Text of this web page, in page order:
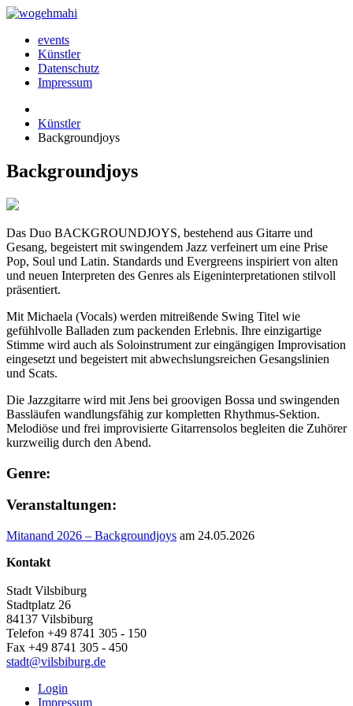
events
Künstler
Datenschutz
Impressum
Künstler
Backgroundjoys
Backgroundjoys
Das Duo BACKGROUNDJOYS, bestehend aus Gitarre und
Gesang, begeistert mit swingendem Jazz verfeinert um eine Prise
Pop, Soul und Latin. Standards und Evergreens inspiriert von alten
und neuen Interpreten des Genres als Eigeninterpretationen stilvoll
präsentiert.
Mit Michaela (Vocals) werden mitreißende Swing Titel wie
gefühlvolle Balladen zum packenden Erlebnis. Ihre einzigartige
Stimme wird auch als Soloinstrument zur eingängigen Improvisation
eingesetzt und begeistert mit abwechslungsreichen Gesangslinien
und Scats.
Die Jazzgitarre wird mit Jens bei groovigen Bossa und swingenden
Bassläufen wandlungsfähig zur kompletten Rhythmus-Sektion.
Melodiöse und frei improvisierte Gitarrensolos begleiten die Zuhörer
kurzweilig durch den Abend.
Genre:
Veranstaltungen:
Mitanand 2026 – Backgroundjoys am 24.05.2026
Kontakt
Stadt Vilsbiburg
Stadtplatz 26
84137 Vilsbiburg
Telefon +49 8741 305 - 150
Fax +49 8741 305 - 450
stadt@vilsbiburg.de
Login
Impressum